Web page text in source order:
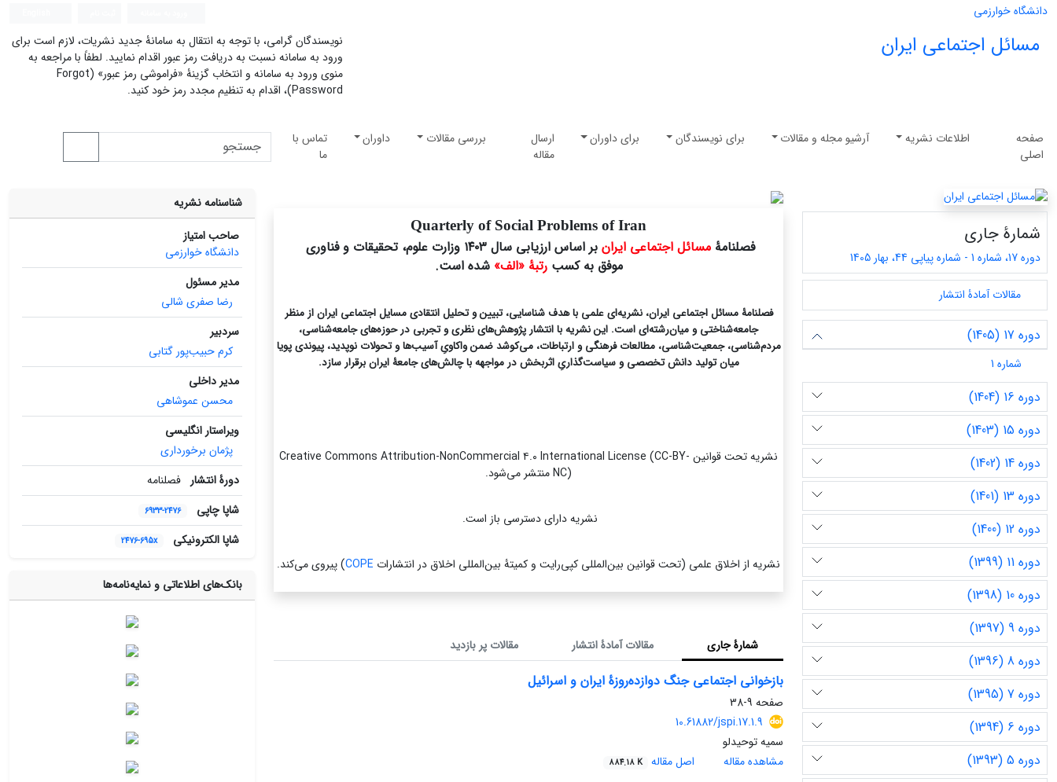
دانشگاه خوارزمی
مسائل اجتماعی ایران
نویسندگان گرامی، با توجه به انتقال به سامانۀ جدید نشریات، لازم است برای
ورود به سامانه نسبت به دریافت رمز عبور اقدام نمایید. لطفاً با مراجعه به
منوی ورود به سامانه و انتخاب گزینۀ «فراموشی رمز عبور» (Forgot
Password)، اقدام به تنظیم مجدد رمز خود کنید.
صفحه
اصلی
اطلاعات نشریه آرشیو مجله و مقالات برای نویسندگان برای داوران
ارسال
مقاله
بررسی مقالات داوران
تماس با
ما
شمارۀ جاری
دوره 17، شماره 1 - شماره پیاپی 44، بهار 1405
مقالات آمادۀ انتشار
دوره 17 (1405)
شماره 1
دوره 16 (1404)
دوره 15 (1403)
دوره 14 (1402)
دوره 13 (1401)
دوره 12 (1400)
دوره 11 (1399)
دوره 10 (1398)
دوره 9 (1397)
دوره 8 (1396)
دوره 7 (1395)
دوره 6 (1394)
دوره 5 (1393)
فصلنامۀ مسائل اجتماعی ایران بر اساس ارزیابی سال ۱۴۰۳ وزارت علوم، تحقیقات و فناوری
موفق به کسب رتبۀ «الف» شده است.
فصلنامۀ مسائل اجتماعی ایران، نشریه‌ای علمی با هدف شناسایی، تبیین و تحلیل انتقادی مسایل اجتماعی ایران از منظر
جامعه‌شناختی و میان‌رشته‌ای است. این نشریه با انتشار پژوهش‌های نظری و تجربی در حوزه‌های جامعه‌شناسی،
مردم‌شناسی، جمعیت‌شناسی، مطالعات فرهنگی و ارتباطات، می‌کوشد ضمن واکاویِ آسیب‌ها و تحولات نوپدید، پیوندی پویا
میان تولید دانش تخصصی و سیاست‌گذاریِ اثربخش در مواجهه با چالش‌های جامعۀ ایران برقرار سازد.
نشریه تحت قوانین Creative Commons Attribution-NonCommercial ۴.۰ International License (CC-BY-
NC) منتشر می‌شود.
نشریه دارای دسترسی باز است.
نشریه از اخلاق علمی (تحت قوانین بین‌المللی کپی‌رایت و کمیتۀ بین‌المللی اخلاق در انتشارات COPE) پیروی می‌کند.
شمارۀ جاری مقالات آمادۀ انتشار مقالات پر بازدید
بازخوانی اجتماعی جنگ دوازده‌روزۀ ایران و اسرائیل
صفحه 9-38
‎ ‎ 10.61882/jspi.17.1.9
سمیه توحیدلو
مشاهده مقاله
اصل مقاله 884.18 K
شناسنامه نشریه
صاحب امتیاز
دانشگاه خوارزمی
مدیر مسئول
رضا صفری‌ شالی
سردبیر
کرم حبیب‌پور گتابی
مدیر داخلی
محسن عموشاهی
ویراستار انگلیسی
پژمان برخورداری
دورۀ انتشار فصلنامه
شاپا چاپی
6933-2476
شاپا الکترونیکی 2476-695x
بانک‌های اطلاعاتی و نمایه‌نامه‌ها